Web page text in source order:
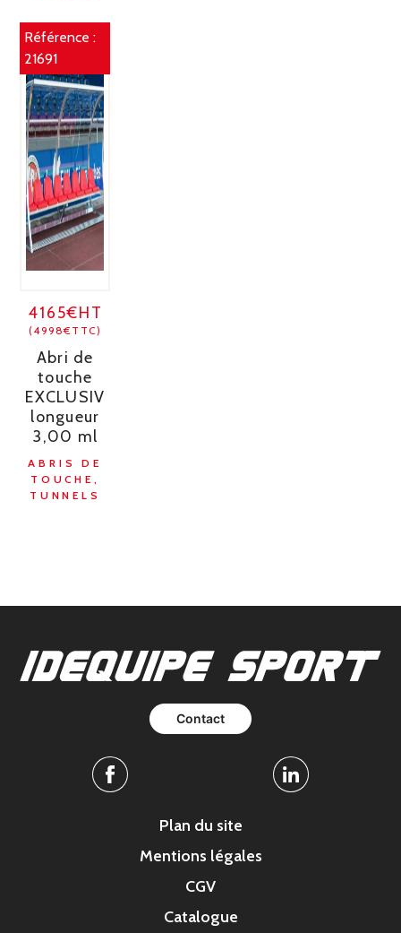
Référence :
21691
4165€HT
(4998€TTC)
Abri de
touche
EXCLUSIV
longueur
3,00 ml
ABRIS DE
TOUCHE,
TUNNELS
Contact
Facebook Linkedin
Plan du site
Mentions légales
CGV
Catalogue